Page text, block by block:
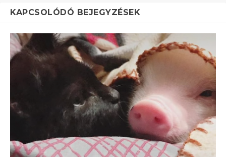
KAPCSOLÓDÓ BEJEGYZÉSEK